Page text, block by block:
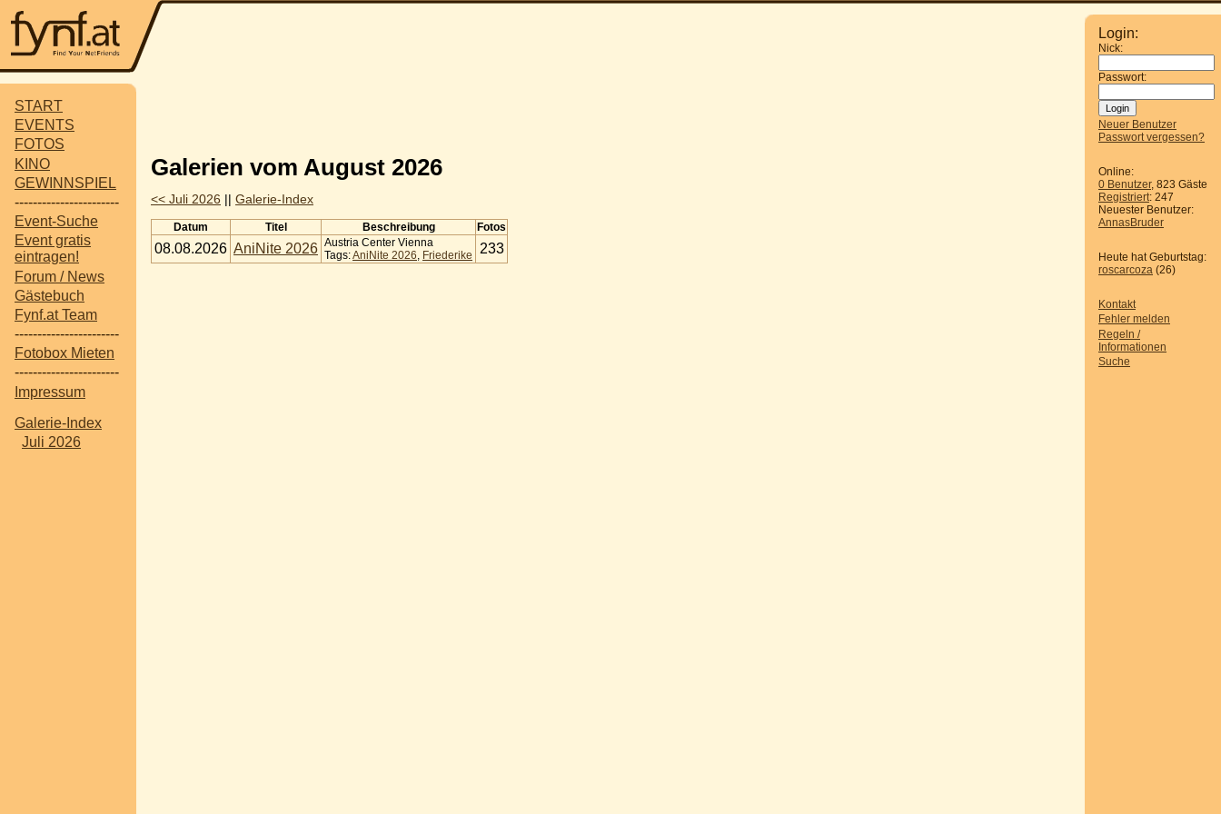
START
EVENTS
FOTOS
KINO
GEWINNSPIEL
-----------------------
Event-Suche
Event gratis
eintragen!
Forum / News
Gästebuch
Fynf.at Team
-----------------------
Fotobox Mieten
-----------------------
Impressum
Galerie-Index
Juli 2026
Login:
Nick:
Passwort:
Neuer Benutzer
Passwort vergessen?
Online:
0 Benutzer, 823 Gäste
Registriert: 247
Neuester Benutzer:
AnnasBruder
Heute hat Geburtstag:
roscarcoza (26)
Kontakt
Fehler melden
Regeln /
Informationen
Suche
Galerien vom August 2026
<< Juli 2026 Galerie-Index
Datum Titel Beschreibung Fotos
08.08.2026 AniNite 2026 Austria Center Vienna
Tags:AniNite 2026, Friederike 233